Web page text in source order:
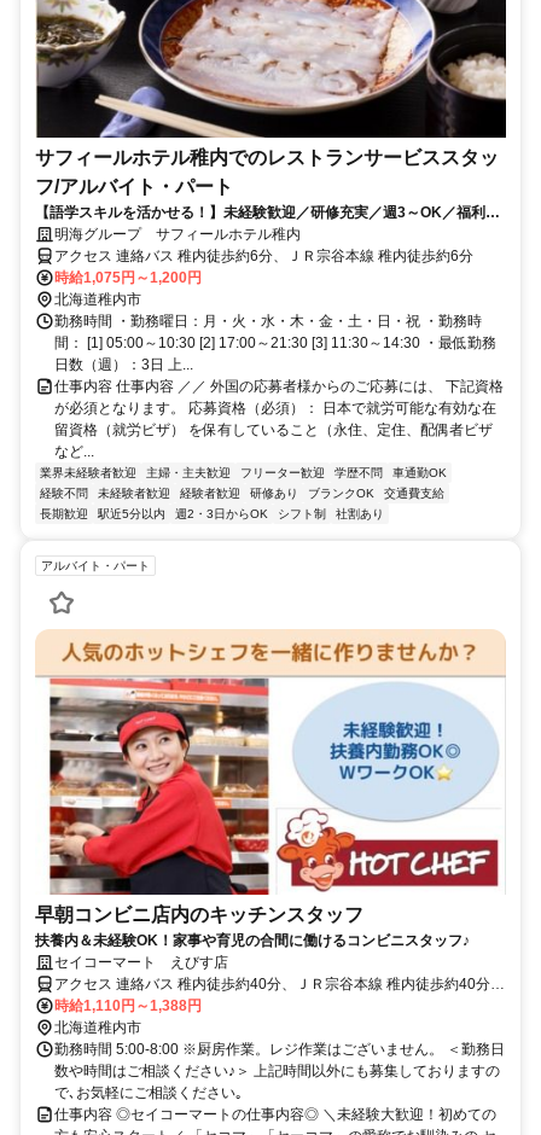
サフィールホテル稚内でのレストランサービススタッ
フ/アルバイト・パート
【語学スキルを活かせる！】未経験歓迎／研修充実／週3～OK／福利厚
生充実
明海グループ サフィールホテル稚内
アクセス 連絡バス 稚内徒歩約6分、ＪＲ宗谷本線 稚内徒歩約6分
時給1,075円～1,200円
北海道稚内市
勤務時間 ・勤務曜日：月・火・水・木・金・土・日・祝 ・勤務時
間： [1] 05:00～10:30 [2] 17:00～21:30 [3] 11:30～14:30 ・最低勤務
日数（週）：3日 上...
仕事内容 仕事内容 ／／ 外国の応募者様からのご応募には、 下記資格
が必須となります。 応募資格（必須）： 日本で就労可能な有効な在
留資格（就労ビザ） を保有していること（永住、定住、配偶者ビザ
など...
業界未経験者歓迎 主婦・主夫歓迎 フリーター歓迎 学歴不問
車通勤OK
経験不問
未経験者歓迎 経験者歓迎 研修あり ブランクOK
交通費支給
長期歓迎
駅近5分以内 週2・3日からOK シフト制 社割あり
アルバイト・パート
早朝コンビニ店内のキッチンスタッフ
扶養内＆未経験OK！家事や育児の合間に働けるコンビニスタッフ♪
セイコーマート えびす店
アクセス 連絡バス 稚内徒歩約40分、ＪＲ宗谷本線 稚内徒歩約40分、
ＪＲ宗谷本線 南稚内徒歩約67分
時給1,110円～1,388円
北海道稚内市
勤務時間 5:00-8:00 ※厨房作業。レジ作業はございません。 ＜勤務日
数や時間はご相談ください♪＞ 上記時間以外にも募集しておりますの
で､お気軽にご相談ください｡
仕事内容 ◎セイコーマートの仕事内容◎ ＼未経験大歓迎！初めての